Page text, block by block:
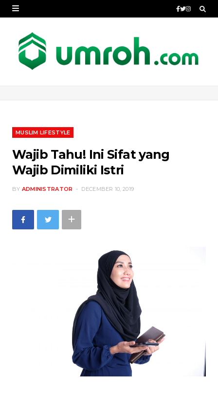
MUSLIM LIFESTYLE
Wajib Tahu! Ini Sifat yang
Wajib Dimiliki Istri
BY ADMINISTRATOR DECEMBER 10, 2019